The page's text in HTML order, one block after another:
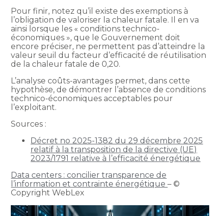
Pour finir, notez qu’il existe des exemptions à
l’obligation de valoriser la chaleur fatale. Il en va
ainsi lorsque les « conditions technico-
économiques », que le Gouvernement doit
encore préciser, ne permettent pas d’atteindre la
valeur seuil du facteur d’efficacité de réutilisation
de la chaleur fatale de 0,20.
L’analyse coûts-avantages permet, dans cette
hypothèse, de démontrer l’absence de conditions
technico-économiques acceptables pour
l’exploitant.
Sources :
Décret no 2025-1382 du 29 décembre 2025
relatif à la transposition de la directive (UE)
2023/1791 relative à l’efficacité énergétique
Data centers : concilier transparence de
l’information et contrainte énergétique– ©
Copyright WebLex